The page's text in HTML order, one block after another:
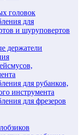
головок
для
и шуруповертов
держатели
для рубанков,
инструмента
для фрезеров